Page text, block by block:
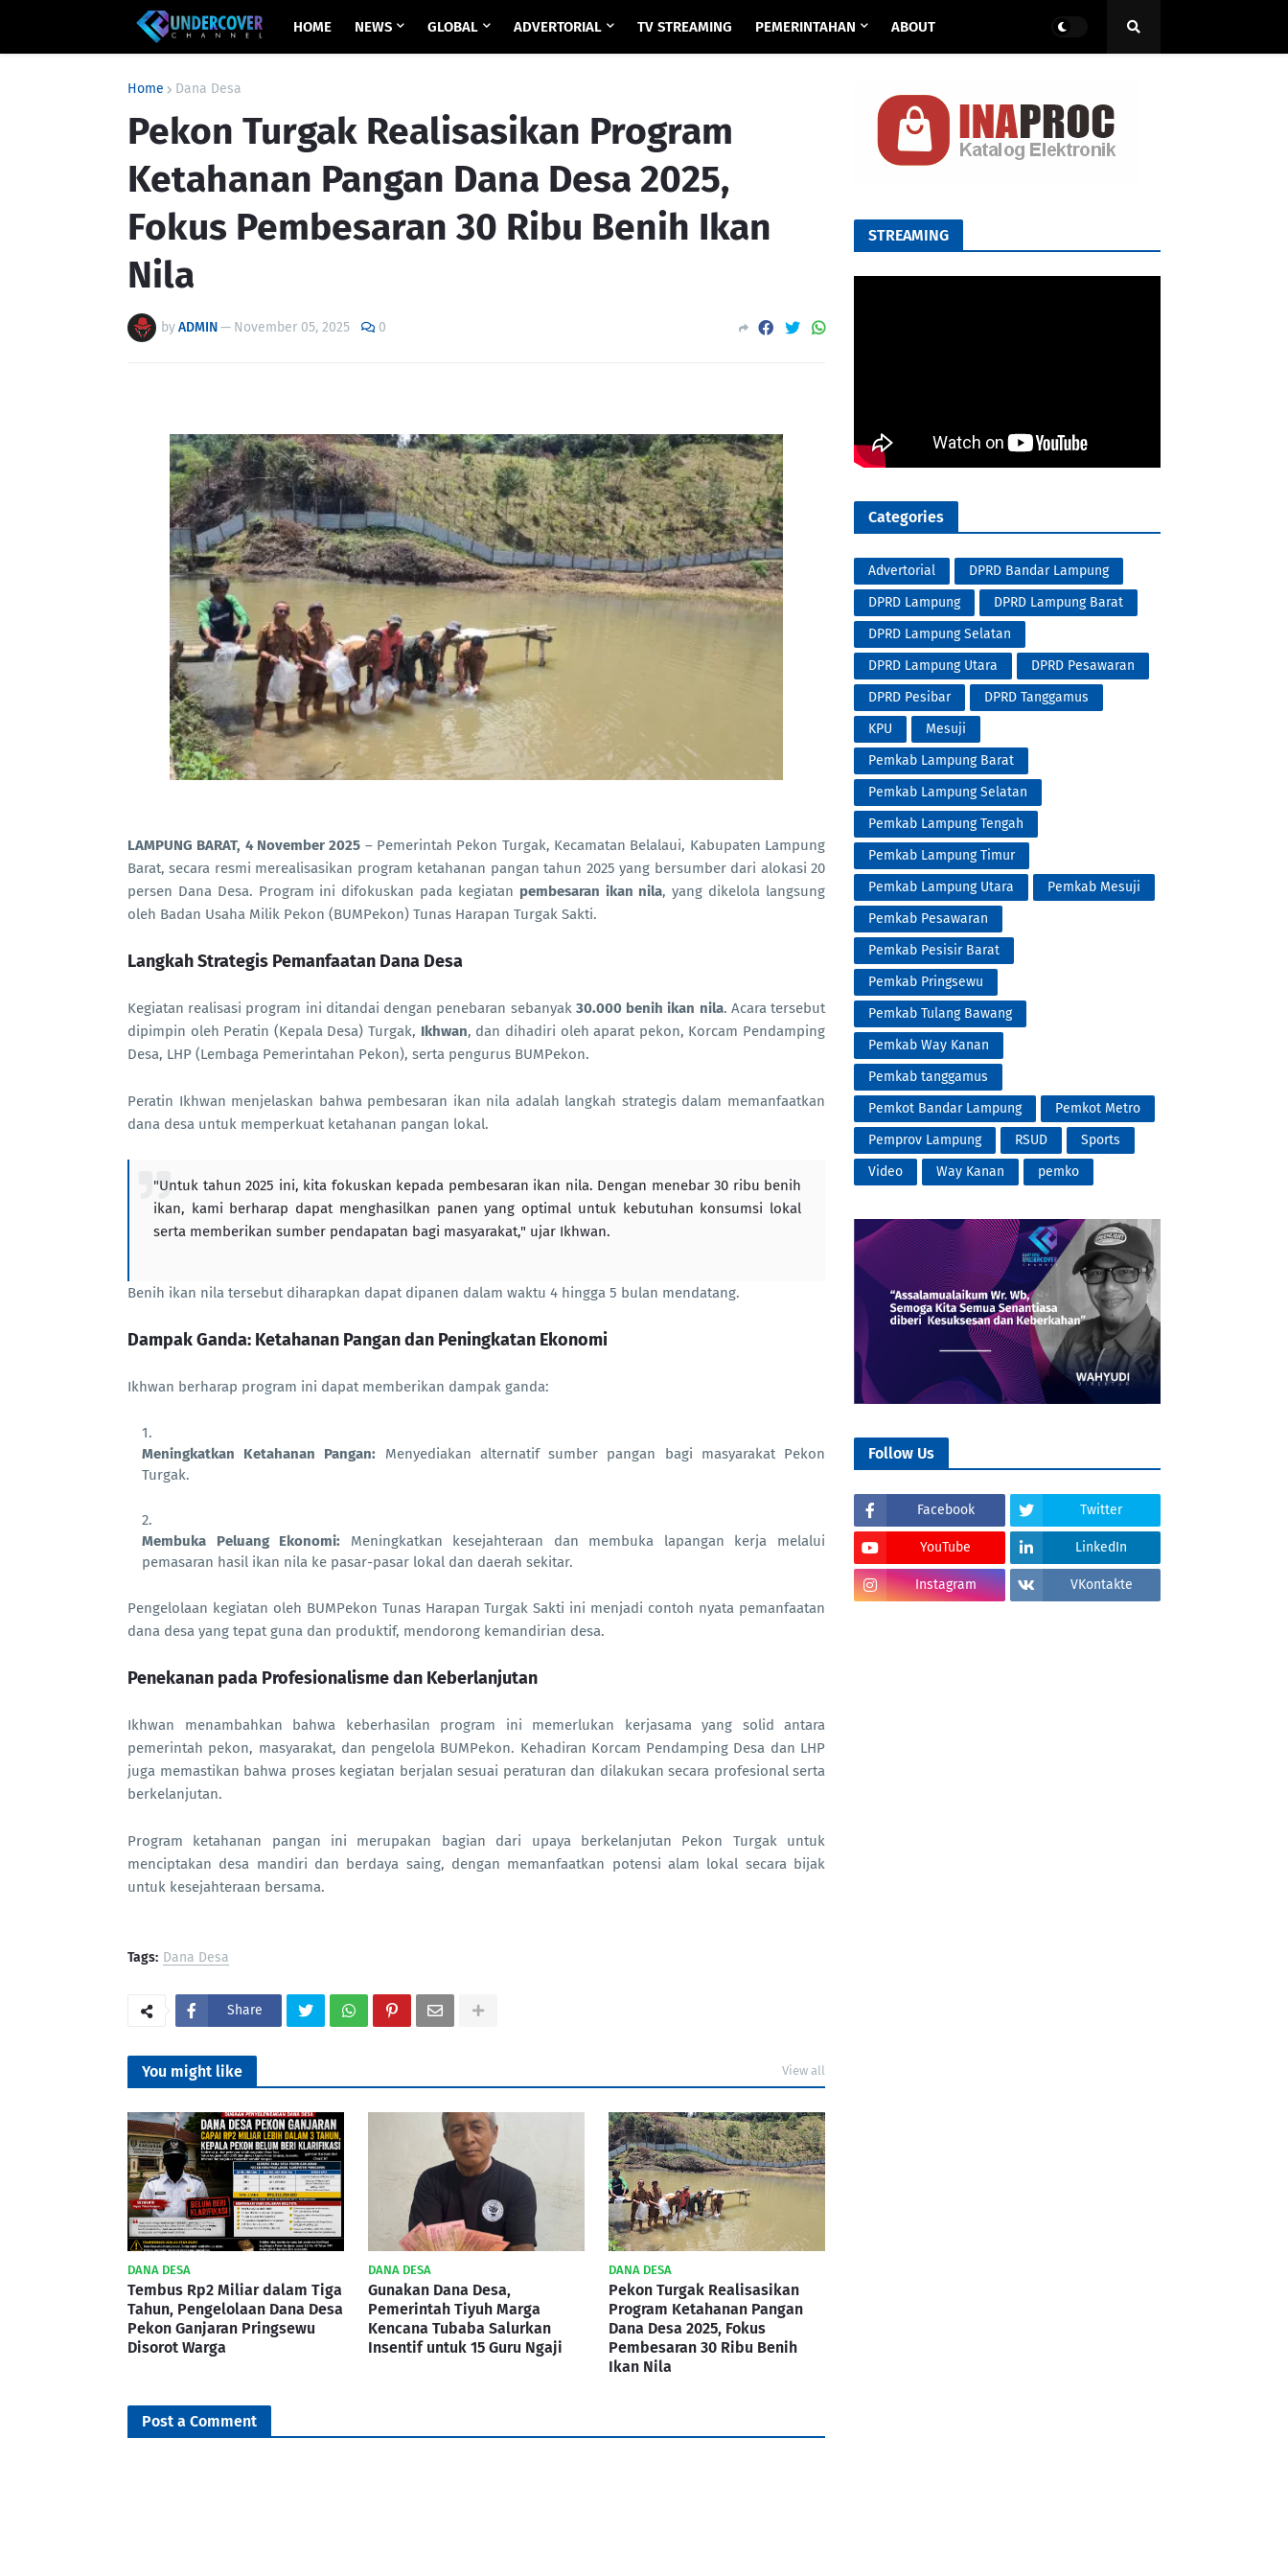
HOME NEWS GLOBAL ADVERTORIAL TV STREAMING PEMERINTAHAN ABOUT
Home Dana Desa
Pekon Turgak Realisasikan Program
Ketahanan Pangan Dana Desa 2025,
Fokus Pembesaran 30 Ribu Benih Ikan
Nila
byADMIN— November 05, 2025 0
LAMPUNG BARAT, 4 November 2025 – Pemerintah Pekon Turgak, Kecamatan Belalaui, Kabupaten Lampung
Barat, secara resmi merealisasikan program ketahanan pangan tahun 2025 yang bersumber dari alokasi 20
persen Dana Desa. Program ini difokuskan pada kegiatan pembesaran ikan nila, yang dikelola langsung
oleh Badan Usaha Milik Pekon (BUMPekon) Tunas Harapan Turgak Sakti.
Langkah Strategis Pemanfaatan Dana Desa
Kegiatan realisasi program ini ditandai dengan penebaran sebanyak 30.000 benih ikan nila. Acara tersebut
dipimpin oleh Peratin (Kepala Desa) Turgak, Ikhwan, dan dihadiri oleh aparat pekon, Korcam Pendamping
Desa, LHP (Lembaga Pemerintahan Pekon), serta pengurus BUMPekon.
Peratin Ikhwan menjelaskan bahwa pembesaran ikan nila adalah langkah strategis dalam memanfaatkan
dana desa untuk memperkuat ketahanan pangan lokal.
"Untuk tahun 2025 ini, kita fokuskan kepada pembesaran ikan nila. Dengan menebar 30 ribu benih
ikan, kami berharap dapat menghasilkan panen yang optimal untuk kebutuhan konsumsi lokal
serta memberikan sumber pendapatan bagi masyarakat," ujar Ikhwan.
Benih ikan nila tersebut diharapkan dapat dipanen dalam waktu 4 hingga 5 bulan mendatang.
Dampak Ganda: Ketahanan Pangan dan Peningkatan Ekonomi
Ikhwan berharap program ini dapat memberikan dampak ganda:
Meningkatkan Ketahanan Pangan: Menyediakan alternatif sumber pangan bagi masyarakat Pekon
Turgak.
Membuka Peluang Ekonomi: Meningkatkan kesejahteraan dan membuka lapangan kerja melalui
pemasaran hasil ikan nila ke pasar-pasar lokal dan daerah sekitar.
Pengelolaan kegiatan oleh BUMPekon Tunas Harapan Turgak Sakti ini menjadi contoh nyata pemanfaatan
dana desa yang tepat guna dan produktif, mendorong kemandirian desa.
Penekanan pada Profesionalisme dan Keberlanjutan
Ikhwan menambahkan bahwa keberhasilan program ini memerlukan kerjasama yang solid antara
pemerintah pekon, masyarakat, dan pengelola BUMPekon. Kehadiran Korcam Pendamping Desa dan LHP
juga memastikan bahwa proses kegiatan berjalan sesuai peraturan dan dilakukan secara profesional serta
berkelanjutan.
Program ketahanan pangan ini merupakan bagian dari upaya berkelanjutan Pekon Turgak untuk
menciptakan desa mandiri dan berdaya saing, dengan memanfaatkan potensi alam lokal secara bijak
untuk kesejahteraan bersama.
Tags: Dana Desa
Share
You might like View all
DANA DESA
Tembus Rp2 Miliar dalam Tiga
Tahun, Pengelolaan Dana Desa
Pekon Ganjaran Pringsewu
Disorot Warga
DANA DESA
Gunakan Dana Desa,
Pemerintah Tiyuh Marga
Kencana Tubaba Salurkan
Insentif untuk 15 Guru Ngaji
DANA DESA
Pekon Turgak Realisasikan
Program Ketahanan Pangan
Dana Desa 2025, Fokus
Pembesaran 30 Ribu Benih
Ikan Nila
Post a Comment
STREAMING
Categories
Advertorial
DPRD Bandar Lampung
DPRD Lampung
DPRD Lampung Barat
DPRD Lampung Selatan
DPRD Lampung Utara
DPRD Pesawaran
DPRD Pesibar
DPRD Tanggamus
KPU
Mesuji
Pemkab Lampung Barat
Pemkab Lampung Selatan
Pemkab Lampung Tengah
Pemkab Lampung Timur
Pemkab Lampung Utara
Pemkab Mesuji
Pemkab Pesawaran
Pemkab Pesisir Barat
Pemkab Pringsewu
Pemkab Tulang Bawang
Pemkab Way Kanan
Pemkab tanggamus
Pemkot Bandar Lampung
Pemkot Metro
Pemprov Lampung
RSUD
Sports
Video
Way Kanan pemko
Follow Us
Facebook Twitter
YouTube LinkedIn
Instagram VKontakte